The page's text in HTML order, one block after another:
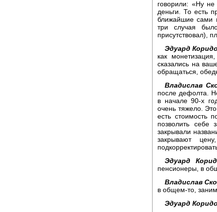
говорили: «Ну
деньги. То есть
ближайшие сами
три случая
присутствовал),
Эдуард
как
сказались на
обращаться,
Владислав
после дефолта.
в начале 90-х
очень тяжело.
есть стоимость
позволить себе
закрывали
закрывают
Эдуард
пенсионеры, в
Владислав
в общем-то,
Эдуард